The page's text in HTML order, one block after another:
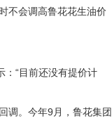
不会调高鲁花花生油价
：“目前还没有提价计
调。今年9月，鲁花集团